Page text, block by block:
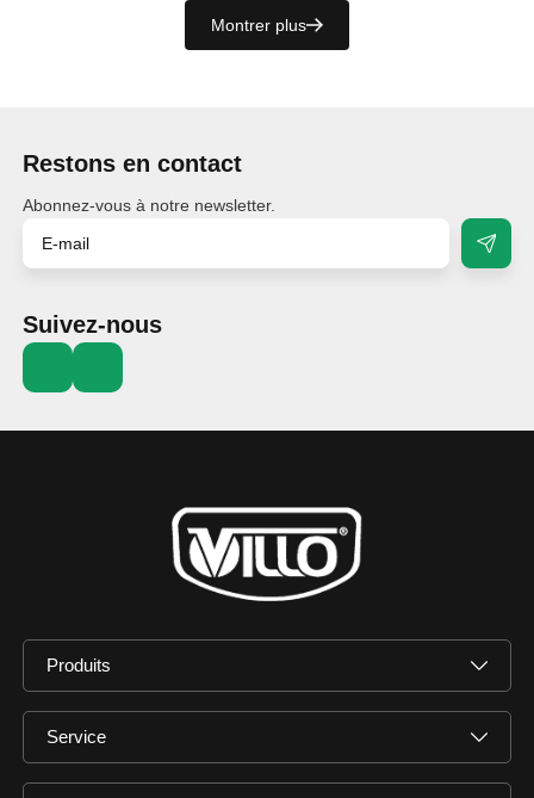
Montrer plus
Restons en contact
Abonnez-vous à notre newsletter.
Suivez-nous
Produits
Service